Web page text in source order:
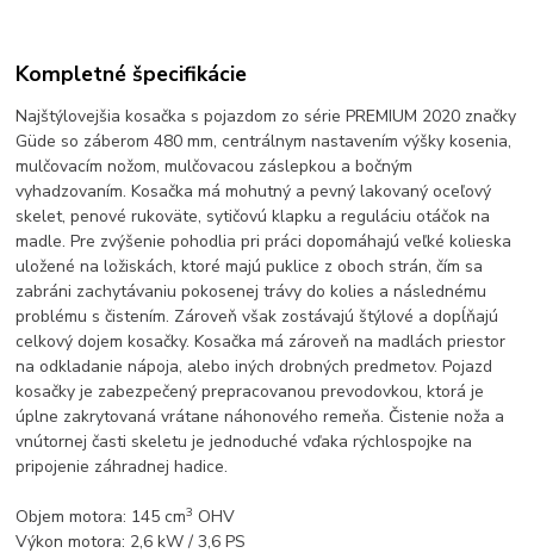
Kompletné špecifikácie
Najštýlovejšia kosačka s pojazdom zo série PREMIUM 2020 značky
Güde so záberom 480 mm, centrálnym nastavením výšky kosenia,
mulčovacím nožom, mulčovacou záslepkou a bočným
vyhadzovaním. Kosačka má mohutný a pevný lakovaný oceľový
skelet, penové rukoväte, sytičovú klapku a reguláciu otáčok na
madle. Pre zvýšenie pohodlia pri práci dopomáhajú veľké kolieska
uložené na ložiskách, ktoré majú puklice z oboch strán, čím sa
zabráni zachytávaniu pokosenej trávy do kolies a následnému
problému s čistením. Zároveň však zostávajú štýlové a dopĺňajú
celkový dojem kosačky. Kosačka má zároveň na madlách priestor
na odkladanie nápoja, alebo iných drobných predmetov. Pojazd
kosačky je zabezpečený prepracovanou prevodovkou, ktorá je
úplne zakrytovaná vrátane náhonového remeňa. Čistenie noža a
vnútornej časti skeletu je jednoduché vďaka rýchlospojke na
pripojenie záhradnej hadice.
Objem motora: 145 cm3 OHV
Výkon motora: 2,6 kW / 3,6 PS